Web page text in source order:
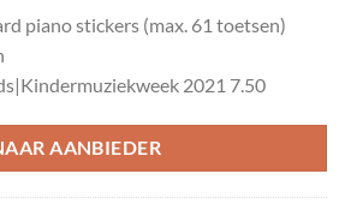
piano stickers (max. 61 toetsen)
2021 7.50
AANBIEDER